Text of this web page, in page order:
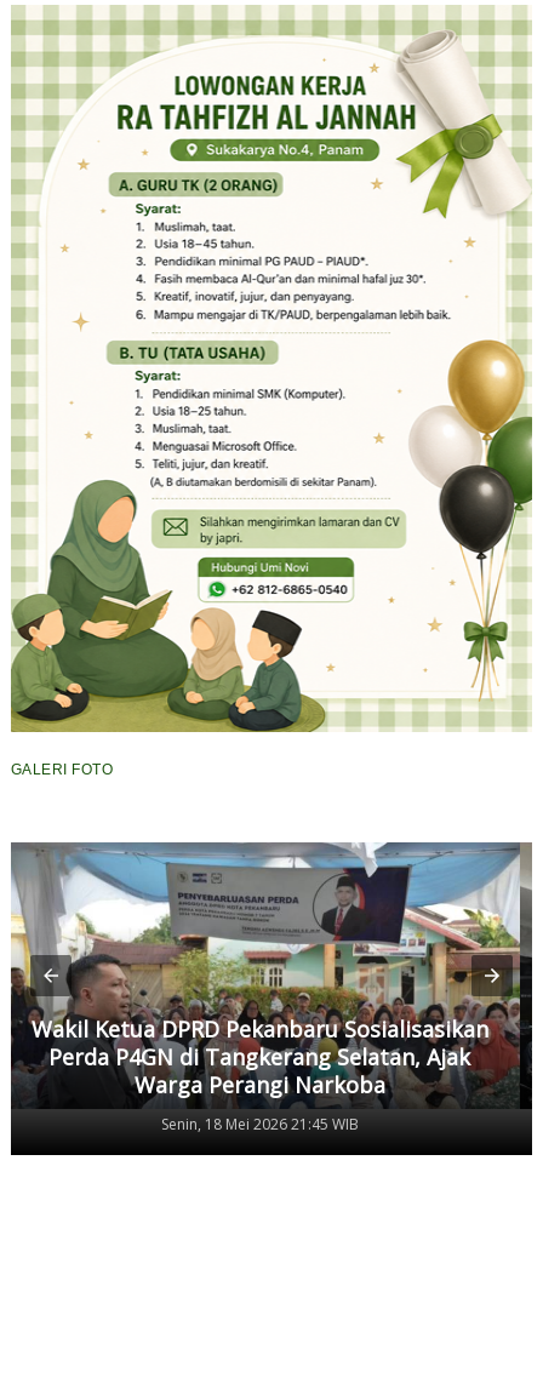
GALERI FOTO
Wakil Ketua DPRD Pekanbaru Sosialisasikan
Perda P4GN di Tangkerang Selatan, Ajak
Warga Perangi Narkoba
Senin, 18 Mei 2026 21:45 WIB